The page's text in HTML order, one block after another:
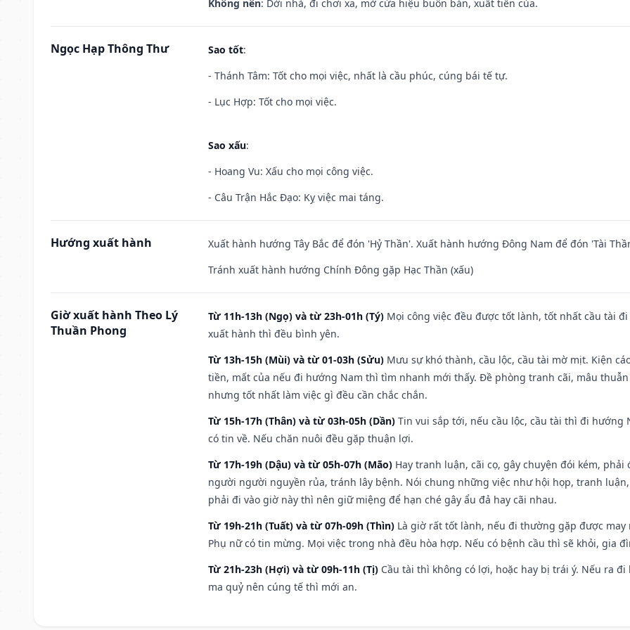
Không nên: Dời nhà, đi chơi xa, mở cửa hiệu buôn bán, xuất tiền của.
Ngọc Hạp Thông Thư Sao tốt:
- Thánh Tâm: Tốt cho mọi việc, nhất là cầu phúc, cúng bái tế tự.
- Lục Hợp: Tốt cho mọi việc.
Sao xấu:
- Hoang Vu: Xấu cho mọi công việc.
- Câu Trận Hắc Đạo: Kỵ việc mai táng.
Hướng xuất hành
Xuất hành hướng Tây Bắc để đón 'Hỷ Thần'. Xuất hành hướng Đông Nam để đón 'Tài
Tránh xuất hành hướng Chính Đông gặp Hạc Thần (xấu)
Giờ xuất hành Theo Lý
Thuần Phong
Từ 11h-13h (Ngọ) và từ 23h-01h (Tý) Mọi công việc đều được tốt lành, tốt nhất cầu tài
xuất hành thì đều bình yên.
Từ 13h-15h (Mùi) và từ 01-03h (Sửu) Mưu sự khó thành, cầu lộc, cầu tài mờ mịt. Kiện
tiền, mất của nếu đi hướng Nam thì tìm nhanh mới thấy. Đề phòng tranh cãi, mâu
nhưng tốt nhất làm việc gì đều cần chắc chắn.
Từ 15h-17h (Thân) và từ 03h-05h (Dần) Tin vui sắp tới, nếu cầu lộc, cầu tài thì đi
có tin về. Nếu chăn nuôi đều gặp thuận lợi.
Từ 17h-19h (Dậu) và từ 05h-07h (Mão) Hay tranh luận, cãi cọ, gây chuyện đói kém,
người người nguyền rủa, tránh lây bệnh. Nói chung những việc như hội họp, tranh
phải đi vào giờ này thì nên giữ miệng để hạn ché gây ẩu đả hay cãi nhau.
Từ 19h-21h (Tuất) và từ 07h-09h (Thìn) Là giờ rất tốt lành, nếu đi thường gặp được
Phụ nữ có tin mừng. Mọi việc trong nhà đều hòa hợp. Nếu có bệnh cầu thì sẽ khỏi, gia
Từ 21h-23h (Hợi) và từ 09h-11h (Tị) Cầu tài thì không có lợi, hoặc hay bị trái ý. Nếu ra
ma quỷ nên cúng tế thì mới an.